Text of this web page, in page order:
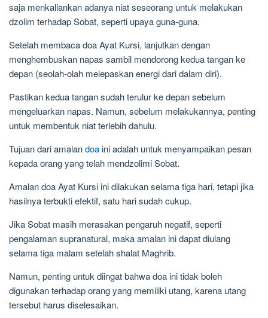
saja menkaliankan adanya niat seseorang untuk melakukan
dzolim terhadap Sobat, seperti upaya guna-guna.
Setelah membaca doa Ayat Kursi, lanjutkan dengan
menghembuskan napas sambil mendorong kedua tangan ke
depan (seolah-olah melepaskan energi dari dalam diri).
Pastikan kedua tangan sudah terulur ke depan sebelum
mengeluarkan napas. Namun, sebelum melakukannya, penting
untuk membentuk niat terlebih dahulu.
Tujuan dari amalandoa ini adalah untuk menyampaikan pesan
kepada orang yang telah mendzolimi Sobat.
Amalan doa Ayat Kursi ini dilakukan selama tiga hari, tetapi jika
hasilnya terbukti efektif, satu hari sudah cukup.
Jika Sobat masih merasakan pengaruh negatif, seperti
pengalaman supranatural, maka amalan ini dapat diulang
selama tiga malam setelah shalat Maghrib.
Namun, penting untuk diingat bahwa doa ini tidak boleh
digunakan terhadap orang yang memiliki utang, karena utang
tersebut harus diselesaikan.